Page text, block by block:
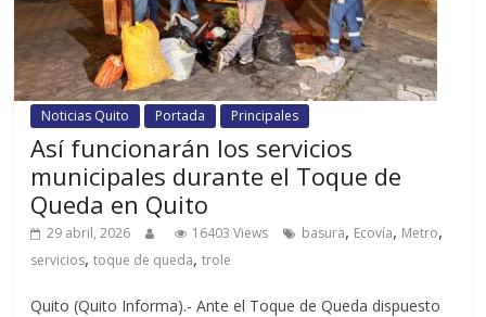
Noticias Quito Portada Principales
Así funcionarán los servicios
municipales durante el Toque de
Queda en Quito
29 abril, 2026 16403 Views basura, Ecovía, Metro,
servicios,toque de queda,trole
Quito (Quito Informa).- Ante el Toque de Queda dispuesto